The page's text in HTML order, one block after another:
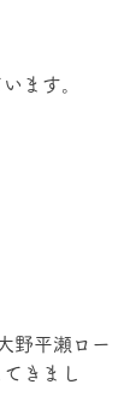
ます。
野平瀬ロー
きまし